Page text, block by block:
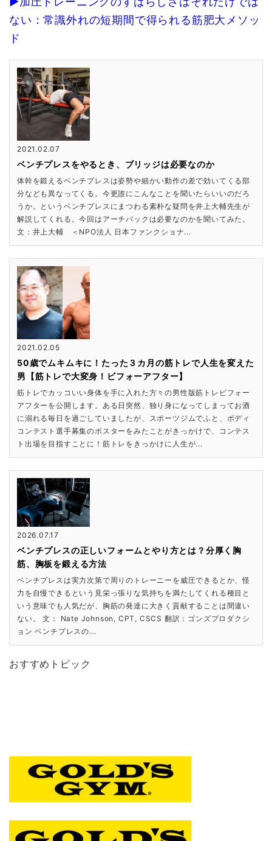
ない：常識外れの短期間で得られる筋肥大メソッ
ド
2021.02.07
ベンチプレスをやるとき、ブリッジは必要なのか
体幹を鍛えるベンチプレスは姿勢や細かい動作の差で効いてくる部
分なども異なってくる。今更誰にこんなことを聞いたらいいのだろ
うか。というベンチプレスにまつわる素朴な疑問を井上大輔先生が
解説してくれる。今回はアーチバックは必要なのかを聞いてみた。
文：井上大輔 ＜NPO法人 日本ファンクショナ...
2021.02.05
50歳でムキムキに！たった３カ月の筋トレで人生を変えた
男【筋トレで大変身！ビフォーアフター】
筋トレでカッコいい身体を手に入れた方々の男性版筋トレビフォー
アフターを公開します。ある日突然、独り身になってしまってお酒
に溺れる毎日を過ごしていましたが、スポーツジムでふと、ボディ
コンテスト選手募集のポスターをみたことがきっかけで、コンテス
ト出場を目指すことに！筋トレをきっかけに人生が...
2026.07.17
ベンチプレスの正しいフォームとやり方とは？分厚く胸
筋、胸板を鍛える方法
ベンチプレスは実力次第で周りのトレーニーを威圧できるとか、怪
力を自慢できるという見栄っ張りな気持ちを満たしてくれる種目と
いう意味でも人気だが、胸筋の発達に大きく貢献することは間違い
ない。 文： Nate Johnson, CPT, CSCS 翻訳：ゴンズプロダクシ
ョン ベンチプレスの...
おすすめトピック